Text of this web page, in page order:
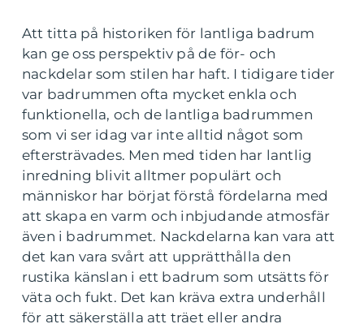
Att titta på historiken för lantliga badrum
kan ge oss perspektiv på de för- och
nackdelar som stilen har haft. I tidigare tider
var badrummen ofta mycket enkla och
funktionella, och de lantliga badrummen
som vi ser idag var inte alltid något som
eftersträvades. Men med tiden har lantlig
inredning blivit alltmer populärt och
människor har börjat förstå fördelarna med
att skapa en varm och inbjudande atmosfär
även i badrummet. Nackdelarna kan vara att
det kan vara svårt att upprätthålla den
rustika känslan i ett badrum som utsätts för
väta och fukt. Det kan kräva extra underhåll
för att säkerställa att träet eller andra